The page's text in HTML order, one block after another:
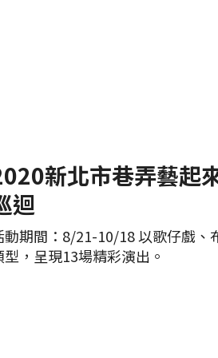
新北市巷弄藝起
迴
動期間：8/21-10/18 以歌仔戲、
型，呈現13場精彩演出。